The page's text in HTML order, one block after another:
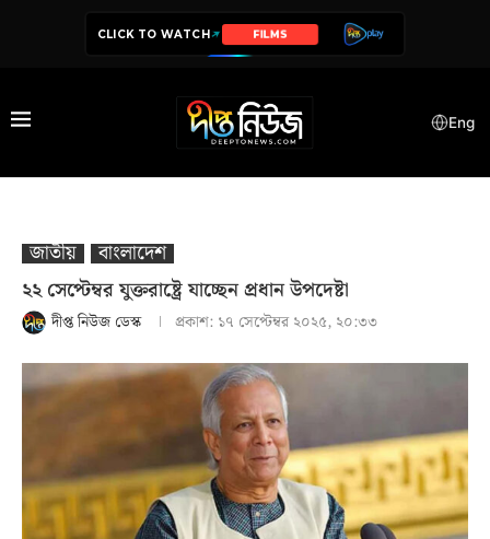
CLICK TO WATCH FILMS
SERIES
Eng
জাতীয়
বাংলাদেশ
২২ সেপ্টেম্বর যুক্তরাষ্ট্রে যাচ্ছেন প্রধান উপদেষ্টা
দীপ্ত নিউজ ডেস্ক প্রকাশ: ১৭ সেপ্টেম্বর ২০২৫, ২০:৩৩